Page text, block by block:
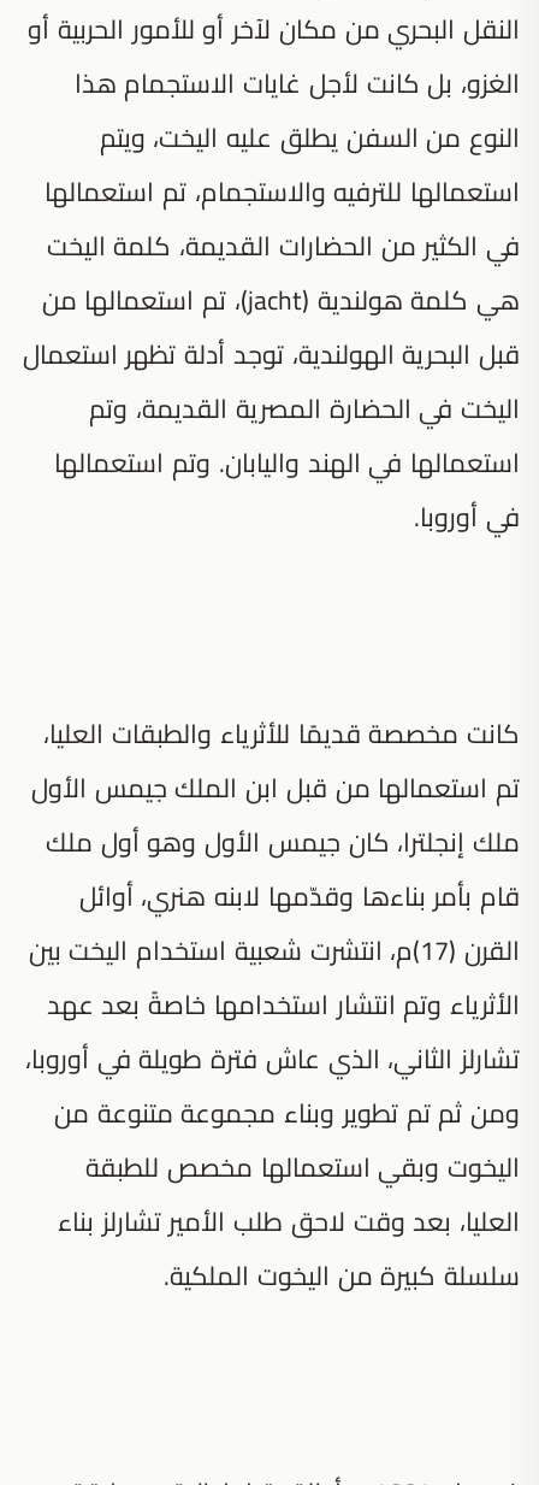
النقل البحري من مكان لآخر أو للأمور الحربية أو
الغزو، بل كانت لأجل غايات الاستجمام هذا
النوع من السفن يطلق عليه اليخت، ويتم
استعمالها للترفيه والاستجمام، تم استعمالها
في الكثير من الحضارات القديمة، كلمة اليخت
هي كلمة هولندية (jacht)، تم استعمالها من
قبل البحرية الهولندية، توجد أدلة تظهر استعمال
اليخت في الحضارة المصرية القديمة، وتم
استعمالها في الهند واليابان. وتم استعمالها
في أوروبا.
كانت مخصصة قديمًا للأثرياء والطبقات العليا،
تم استعمالها من قبل ابن الملك جيمس الأول
ملك إنجلترا، كان جيمس الأول وهو أول ملك
قام بأمر بناءها وقدّمها لابنه هنري، أوائل
القرن (17)م، انتشرت شعبية استخدام اليخت بين
الأثرياء وتم انتشار استخدامها خاصةً بعد عهد
تشارلز الثاني، الذي عاش فترة طويلة في أوروبا،
ومن ثم تم تطوير وبناء مجموعة متنوعة من
اليخوت وبقي استعمالها مخصص للطبقة
العليا، بعد وقت لاحق طلب الأمير تشارلز بناء
سلسلة كبيرة من اليخوت الملكية.